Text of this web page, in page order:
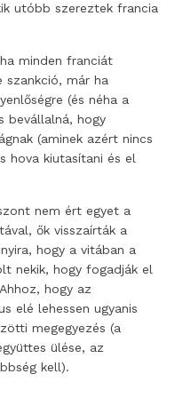
utóbb szereztek francia
minden franciát
szankció, már ha
(és néha a
bevállalná, hogy
(aminek azért nincs
hova kiutasítani és el
nem ért egyet a
ők visszaírták a
hogy a vitában a
nekik, hogy fogadják el
hogy az
elé lehessen ugyanis
megegyezés (a
ülése, az
kell).